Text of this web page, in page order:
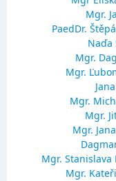
Mgr.
PaedDr.
Naďa
Mgr.
Mgr.
Mgr.
Mgr.
Mgr.
Mgr. Stanislava
Mgr.